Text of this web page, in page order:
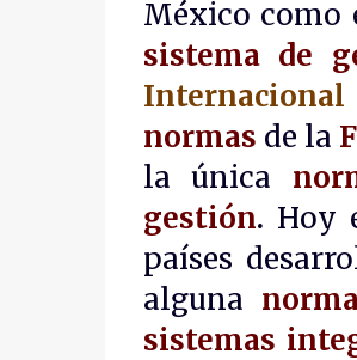
México como
sistema de
normas de la
la única
gestión. Hoy
países
alguna
sistemas